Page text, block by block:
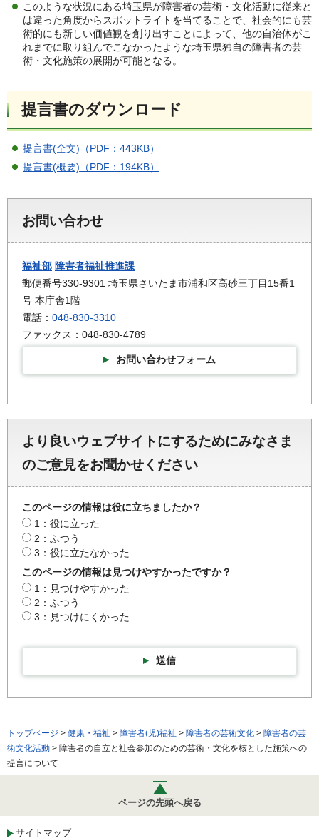
このような状況にある埼玉県が障害者の芸術・文化活動に従来と
は違った角度からスポットライトを当てることで、社会的にも芸
術的にも新しい価値観を創り出すことによって、他の自治体がこ
れまでに取り組んでこなかったような埼玉県独自の障害者の芸
術・文化施策の展開が可能となる。
提言書のダウンロード
提言書(全文)（PDF：443KB）
提言書(概要)（PDF：194KB）
お問い合わせ
福祉部 障害者福祉推進課
郵便番号330-9301 埼玉県さいたま市浦和区高砂三丁目15番1
号 本庁舎1階
電話： 048-830-3310
ファックス：048-830-4789
お問い合わせフォーム
より良いウェブサイトにするためにみなさま
のご意見をお聞かせください
このページの情報は役に立ちましたか？
1：役に立った
2：ふつう
3：役に立たなかった
このページの情報は見つけやすかったですか？
1：見つけやすかった
2：ふつう
3：見つけにくかった
送信
トップページ > 健康・福祉 > 障害者(児)福祉 > 障害者の芸術文化 > 障害者の芸
術文化活動 > 障害者の自立と社会参加のための芸術・文化を核とした施策への
提言について
ページの先頭へ戻る
サイトマップ